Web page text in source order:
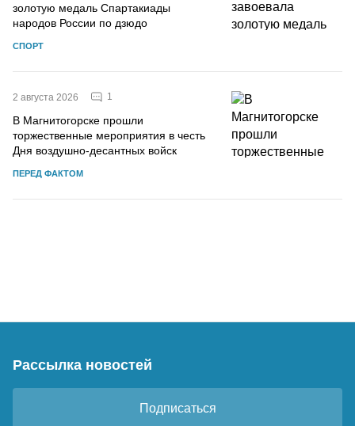
золотую медаль Спартакиады
народов России по дзюдо
СПОРТ
2 августа 2026 1
В Магнитогорске прошли
торжественные мероприятия в честь
Дня воздушно-десантных войск
ПЕРЕД ФАКТОМ
Рассылка новостей
Подписаться